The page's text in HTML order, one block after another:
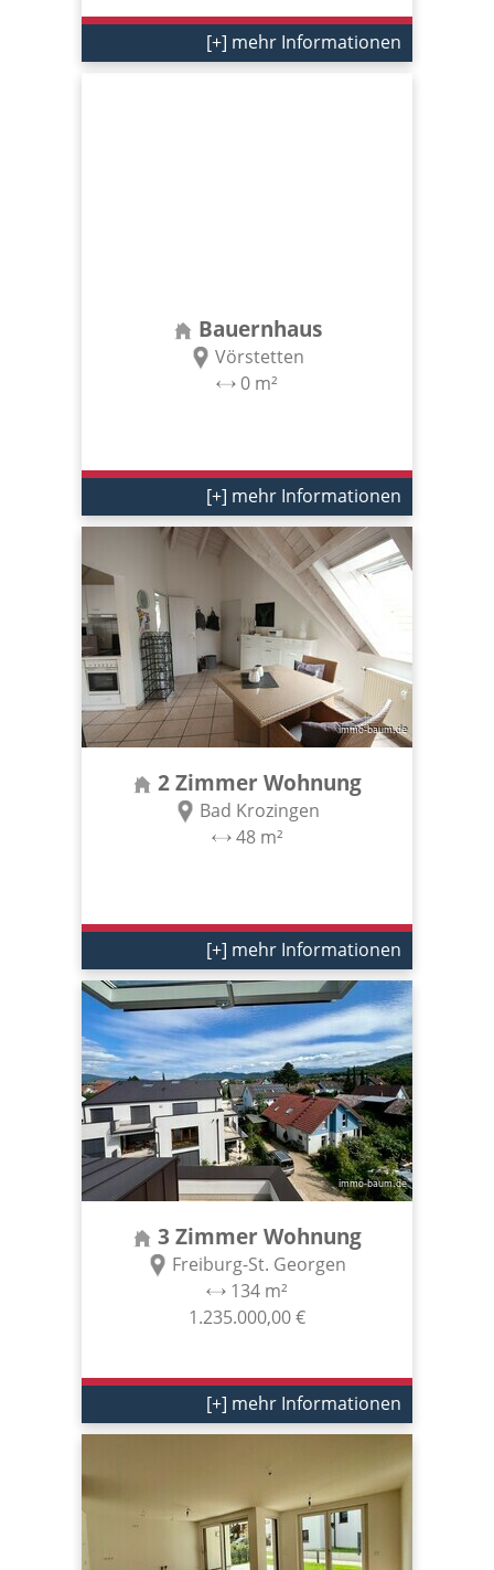
[+] mehr Informationen
Bauernhaus
Vörstetten
0 m²
[+] mehr Informationen
2 Zimmer Wohnung
Bad Krozingen
48 m²
[+] mehr Informationen
3 Zimmer Wohnung
Freiburg-St. Georgen
134 m²
1.235.000,00 €
[+] mehr Informationen